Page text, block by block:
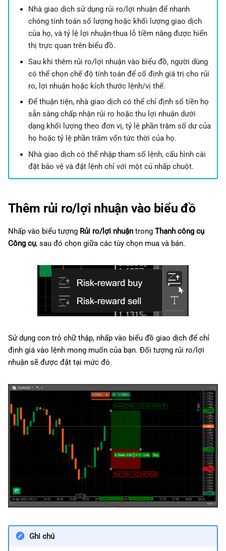
Français
Italiano
Русский
Chuyển đến tất cả ký hiệu
Ẩn đối tượng
Nhà giao dịch sử dụng rủi ro/lợi nhuận để nhanh
chóng tính toán số lượng hoặc khối lượng giao dịch
của họ, và tỷ lệ lợi nhuận-thua lỗ tiềm năng được hiển
thị trực quan trên biểu đồ.
Sau khi thêm rủi ro/lợi nhuận vào biểu đồ, người dùng
có thể chọn chế độ tính toán để cố định giá trị cho rủi
ro, lợi nhuận hoặc kích thước lệnh/vị thế.
Để thuận tiện, nhà giao dịch có thể chỉ định số tiền họ
sẵn sàng chấp nhận rủi ro hoặc thu lợi nhuận dưới
dạng khối lượng theo đơn vị, tỷ lệ phần trăm số dư của
họ hoặc tỷ lệ phần trăm vốn tức thời của họ.
Nhà giao dịch có thể nhập tham số lệnh, cấu hình cài
đặt bảo vệ và đặt lệnh chỉ với một cú nhấp chuột.
Thêm rủi ro/lợi nhuận vào biểu đồ
Nhấp vào biểu tượng Rủi ro/lợi nhuận trong Thanh công cụ
Công cụ, sau đó chọn giữa các tùy chọn mua và bán.
Sử dụng con trỏ chữ thập, nhấp vào biểu đồ giao dịch để chỉ
định giá vào lệnh mong muốn của bạn. Đối tượng rủi ro/lợi
nhuận sẽ được đặt tại mức đó.
Ghi chú